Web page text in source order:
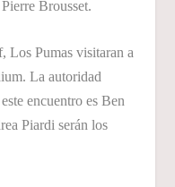
Brousset.
Los Pumas visitaran a
La autoridad
encuentro es Ben
Piardi serán los